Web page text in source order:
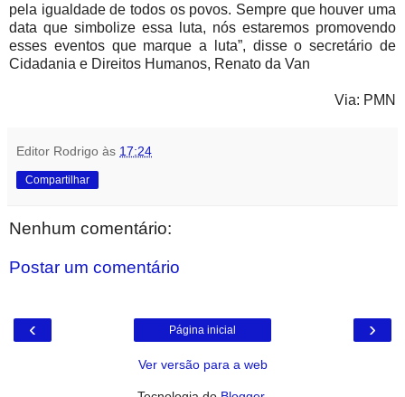
pela igualdade de todos os povos. Sempre que houver uma
data que simbolize essa luta, nós estaremos promovendo
esses eventos que marque a luta”, disse o secretário de
Cidadania e Direitos Humanos, Renato da Van
Via: PMN
Editor Rodrigo às 17:24
Compartilhar
Nenhum comentário:
Postar um comentário
‹ ›
Página inicial
Ver versão para a web